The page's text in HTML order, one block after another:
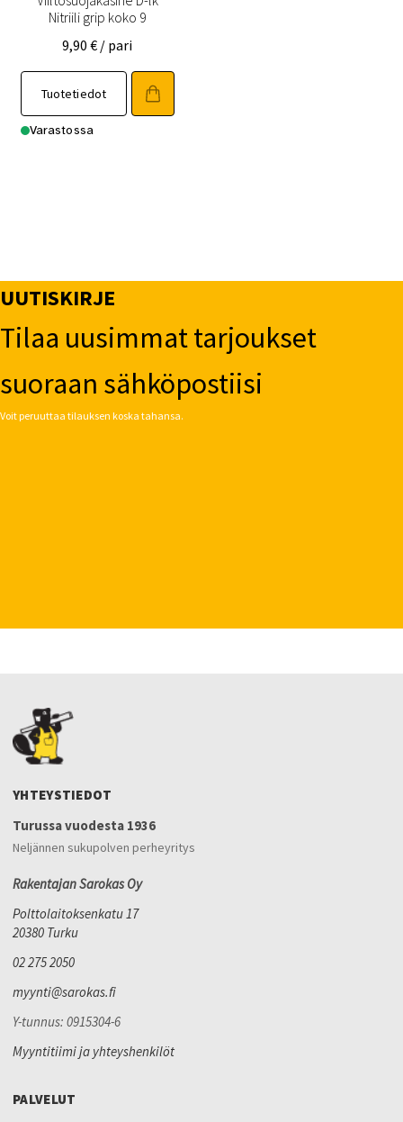
Nitriili grip koko 9
9,90€ / pari
Tuotetiedot
Varastossa
UUTISKIRJE
Tilaa uusimmat tarjoukset
suoraan sähköpostiisi
Voit peruuttaa tilauksen koska tahansa.
YHTEYSTIEDOT
Turussa vuodesta 1936
Neljännen sukupolven perheyritys
Rakentajan Sarokas Oy
Polttolaitoksenkatu 17
20380 Turku
02 275 2050
myynti@sarokas.fi
Y-tunnus: 0915304-6
Myyntitiimi ja yhteyshenkilöt
PALVELUT